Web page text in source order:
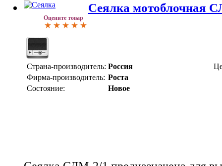
Оцените товар
Сеялка мотоблочная
Страна-производитель: Россия
Фирма-производитель: Роста
Состояние:
Новое